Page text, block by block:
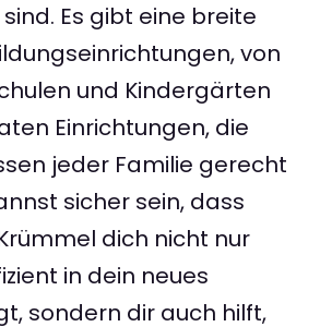
sind. Es gibt eine breite
von
und Kindergärten
Einrichtungen, die
jeder Familie gerecht
sicher sein, dass
dich nicht nur
in dein neues
sondern dir auch hilft,